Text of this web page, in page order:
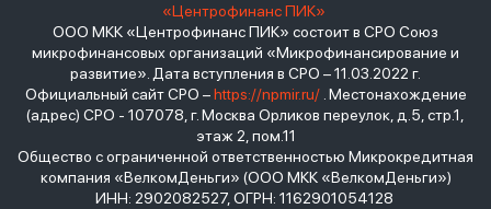
«Центрофинанс ПИК»
ООО МКК «Центрофинанс ПИК» состоит в СРО Союз
микрофинансовых организаций «Микрофинансирование и
развитие». Дата вступления в СРО – 11.03.2022 г.
Официальный сайт СРО –https://npmir.ru/. Местонахождение
(адрес) СРО - 107078, г. Москва Орликов переулок, д.5, стр.1,
этаж 2, пом.11
Общество с ограниченной ответственностью Микрокредитная
компания «ВелкомДеньги» (ООО МКК «ВелкомДеньги»)
ИНН: 2902082527, ОГРН: 1162901054128